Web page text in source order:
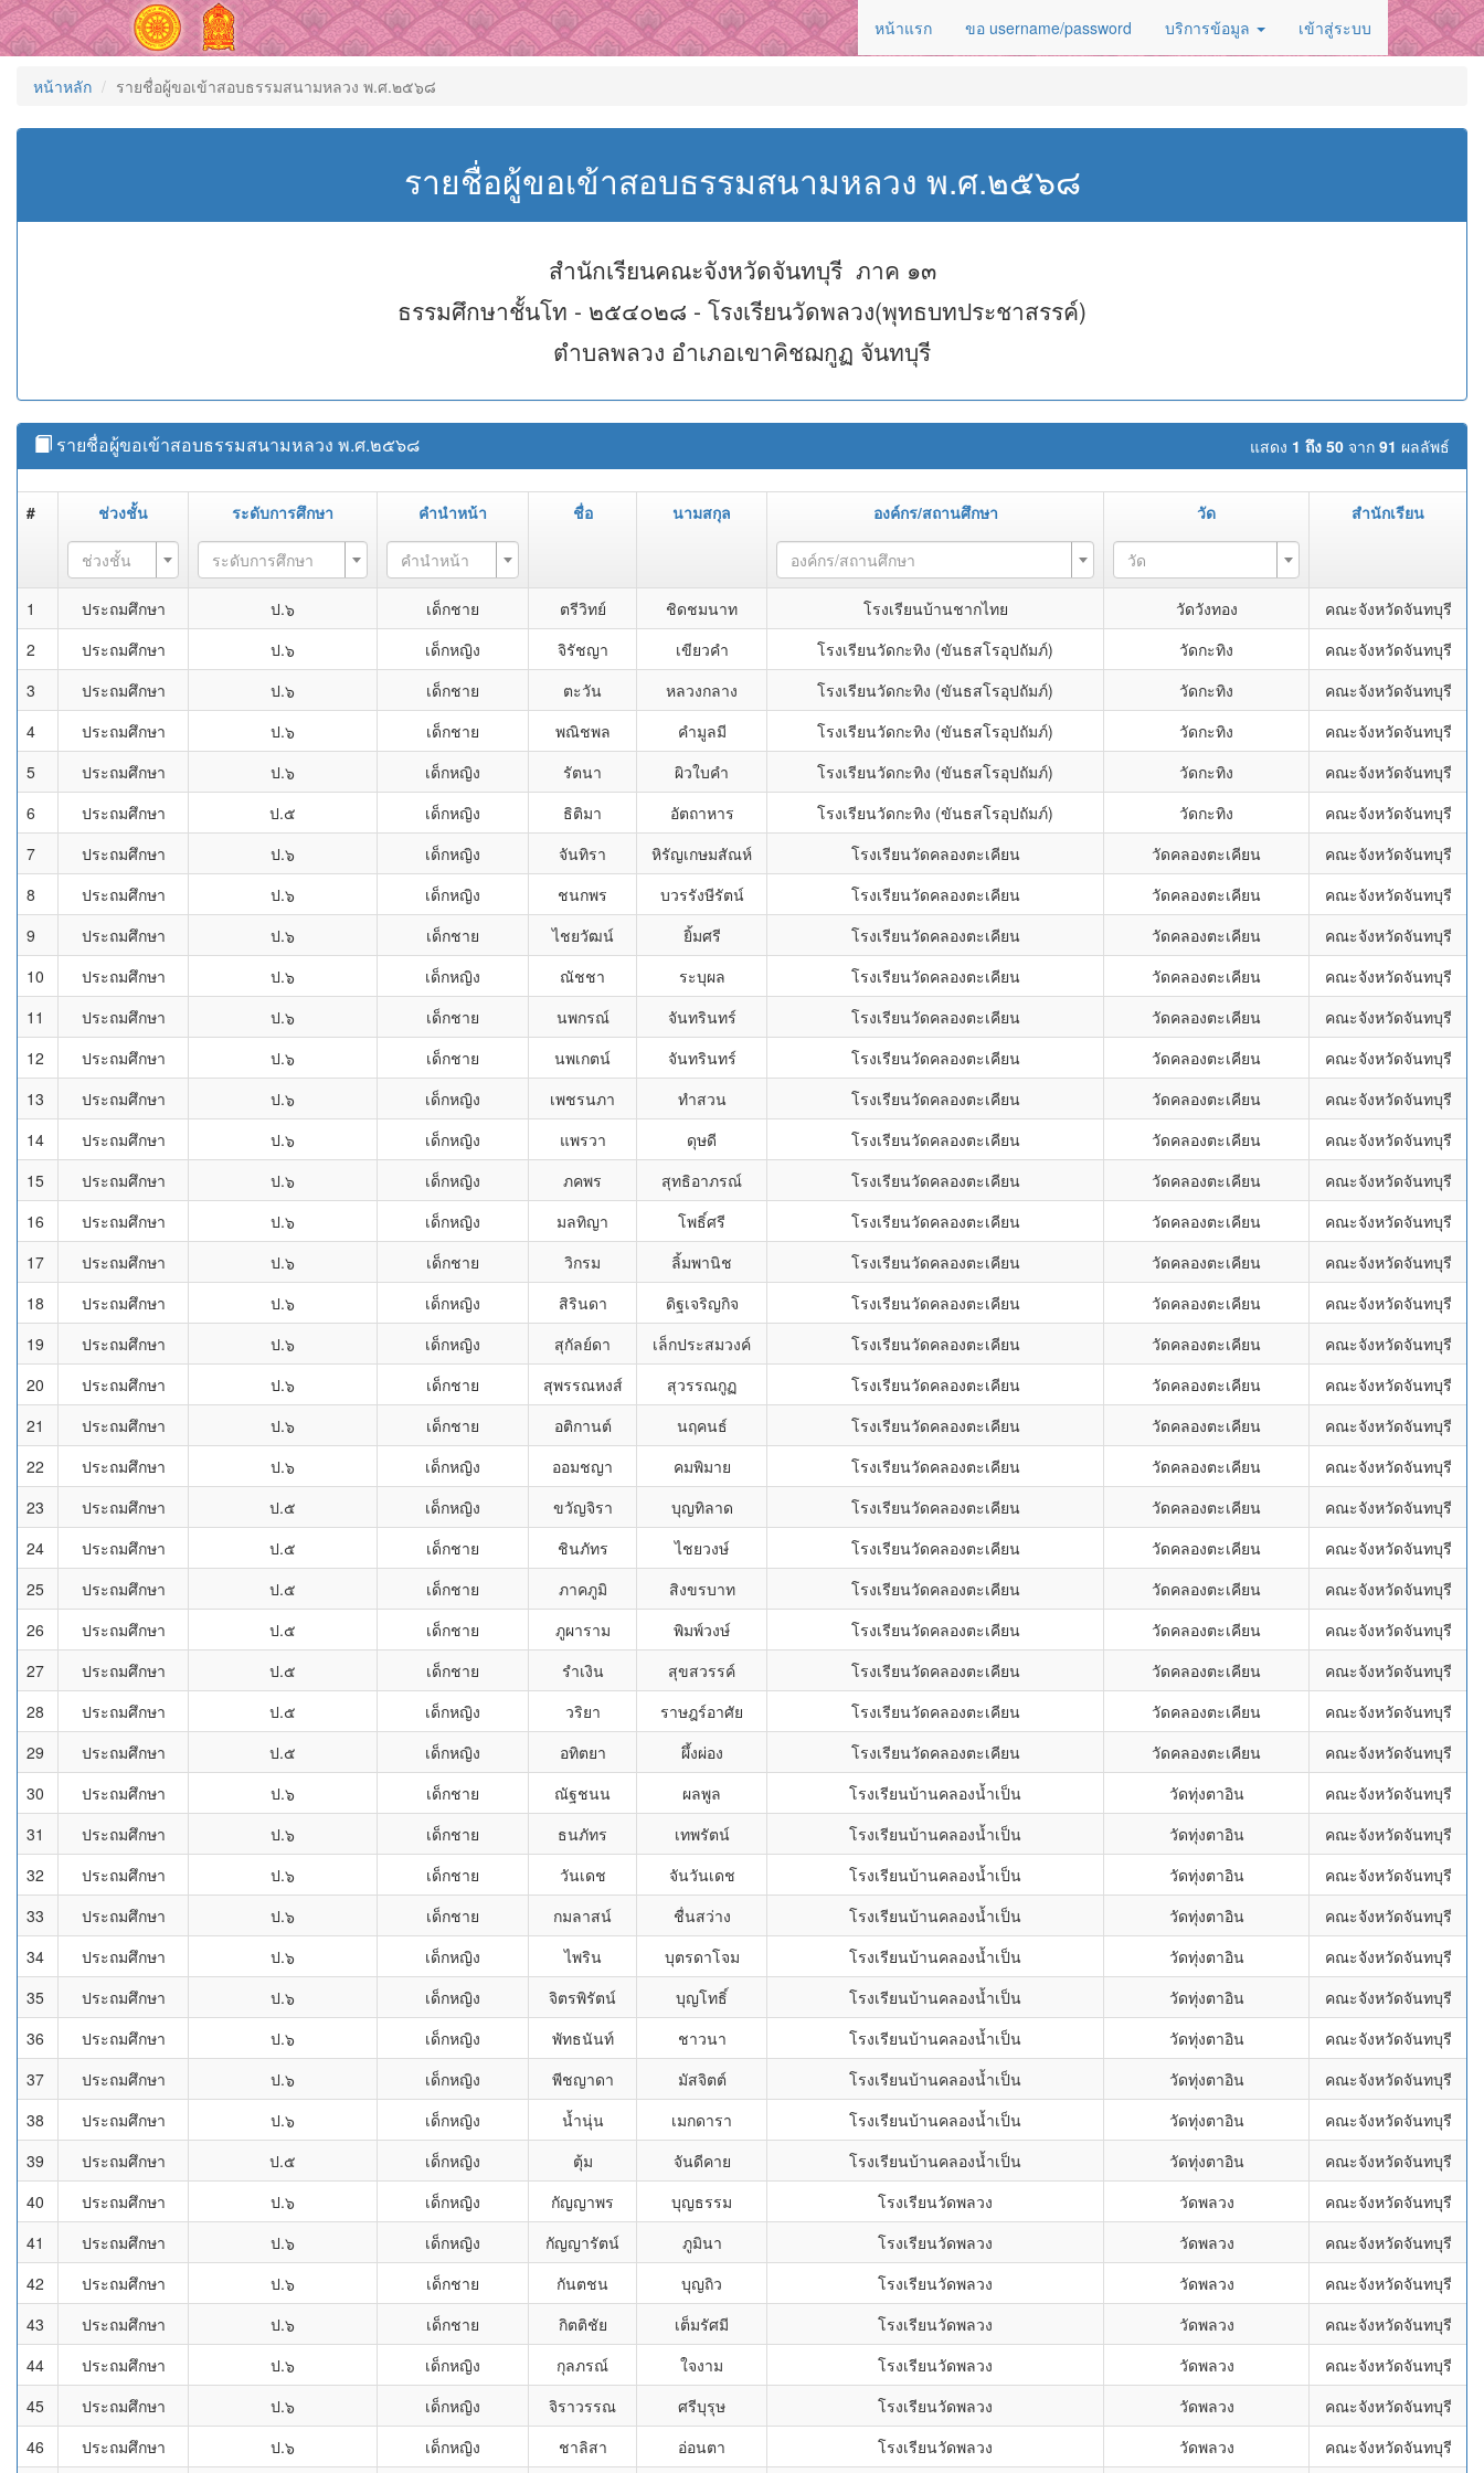
หน้าแรก ขอ username/password บริการข้อมูล เข้าสู่ระบบ
หน้าหลัก รายชื่อผู้ขอเข้าสอบธรรมสนามหลวง พ.ศ.๒๕๖๘
รายชื่อผู้ขอเข้าสอบธรรมสนามหลวง พ.ศ.๒๕๖๘
สำนักเรียนคณะจังหวัดจันทบุรี ภาค ๑๓
ธรรมศึกษาชั้นโท - ๒๕๔๐๒๘ - โรงเรียนวัดพลวง(พุทธบทประชาสรรค์)
ตำบลพลวง อำเภอเขาคิชฌกูฏ จันทบุรี
แสดง 1 ถึง 50 จาก 91 ผลลัพธ์
รายชื่อผู้ขอเข้าสอบธรรมสนามหลวง พ.ศ.๒๕๖๘
# ช่วงชั้น ระดับการศึกษา คำนำหน้า ชื่อ นามสกุล องค์กร/สถานศึกษา วัด สำนักเรียน
ช่วงชั้น ระดับการศึกษา คำนำหน้า องค์กร/สถานศึกษา วัด
1 ประถมศึกษา ป.๖ เด็กชาย ตรีวิทย์ ชิดชมนาท โรงเรียนบ้านชากไทย วัดวังทอง
คณะจังหวัดจันทบุรี
2
ประถมศึกษา ป.๖ เด็กหญิง จิรัชญา เขียวคำ โรงเรียนวัดกะทิง (ขันธสโรอุปถัมภ์) วัดกะทิง
คณะจังหวัดจันทบุรี
3
ประถมศึกษา ป.๖ เด็กชาย ตะวัน หลวงกลาง โรงเรียนวัดกะทิง (ขันธสโรอุปถัมภ์) วัดกะทิง
คณะจังหวัดจันทบุรี
4
ประถมศึกษา ป.๖ เด็กชาย พณิชพล คำมูลมี โรงเรียนวัดกะทิง (ขันธสโรอุปถัมภ์) วัดกะทิง
คณะจังหวัดจันทบุรี
5
ประถมศึกษา ป.๖ เด็กหญิง รัตนา ผิวใบคำ โรงเรียนวัดกะทิง (ขันธสโรอุปถัมภ์) วัดกะทิง
คณะจังหวัดจันทบุรี
6
ประถมศึกษา ป.๕ เด็กหญิง ธิติมา อัตถาหาร โรงเรียนวัดกะทิง (ขันธสโรอุปถัมภ์) วัดกะทิง
คณะจังหวัดจันทบุรี
7
ประถมศึกษา ป.๖ เด็กหญิง จันทิรา หิรัญเกษมสัณห์ โรงเรียนวัดคลองตะเคียน วัดคลองตะเคียน
คณะจังหวัดจันทบุรี
8
ประถมศึกษา ป.๖ เด็กหญิง ชนกพร บวรรังษีรัตน์ โรงเรียนวัดคลองตะเคียน วัดคลองตะเคียน
คณะจังหวัดจันทบุรี
9
ประถมศึกษา ป.๖ เด็กชาย ไชยวัฒน์ ยิ้มศรี โรงเรียนวัดคลองตะเคียน วัดคลองตะเคียน
คณะจังหวัดจันทบุรี
10
ประถมศึกษา ป.๖ เด็กหญิง ณัชชา ระบุผล โรงเรียนวัดคลองตะเคียน วัดคลองตะเคียน
คณะจังหวัดจันทบุรี
11
ประถมศึกษา ป.๖ เด็กชาย นพกรณ์ จันทรินทร์ โรงเรียนวัดคลองตะเคียน วัดคลองตะเคียน
คณะจังหวัดจันทบุรี
12
ประถมศึกษา ป.๖ เด็กชาย นพเกตน์ จันทรินทร์ โรงเรียนวัดคลองตะเคียน วัดคลองตะเคียน
คณะจังหวัดจันทบุรี
13
ประถมศึกษา ป.๖ เด็กหญิง เพชรนภา ทำสวน โรงเรียนวัดคลองตะเคียน วัดคลองตะเคียน
คณะจังหวัดจันทบุรี
14
ประถมศึกษา ป.๖ เด็กหญิง แพรวา ดุษดี โรงเรียนวัดคลองตะเคียน วัดคลองตะเคียน
คณะจังหวัดจันทบุรี
15
ประถมศึกษา ป.๖ เด็กหญิง ภคพร สุทธิอาภรณ์ โรงเรียนวัดคลองตะเคียน วัดคลองตะเคียน
คณะจังหวัดจันทบุรี
16
ประถมศึกษา ป.๖ เด็กหญิง มลทิญา โพธิ์ศรี โรงเรียนวัดคลองตะเคียน วัดคลองตะเคียน
คณะจังหวัดจันทบุรี
17
ประถมศึกษา ป.๖ เด็กชาย วิกรม ลิ้มพานิช โรงเรียนวัดคลองตะเคียน วัดคลองตะเคียน
คณะจังหวัดจันทบุรี
18
ประถมศึกษา ป.๖ เด็กหญิง สิรินดา ดิฐเจริญกิจ โรงเรียนวัดคลองตะเคียน วัดคลองตะเคียน
คณะจังหวัดจันทบุรี
19
ประถมศึกษา ป.๖ เด็กหญิง สุกัลย์ดา เล็กประสมวงค์ โรงเรียนวัดคลองตะเคียน วัดคลองตะเคียน
คณะจังหวัดจันทบุรี
20
ประถมศึกษา ป.๖ เด็กชาย สุพรรณหงส์ สุวรรณกูฏ โรงเรียนวัดคลองตะเคียน วัดคลองตะเคียน
คณะจังหวัดจันทบุรี
21
ประถมศึกษา ป.๖ เด็กชาย อติกานต์ นฤคนธ์ โรงเรียนวัดคลองตะเคียน วัดคลองตะเคียน
คณะจังหวัดจันทบุรี
22
ประถมศึกษา ป.๖ เด็กหญิง ออมชญา คมพิมาย โรงเรียนวัดคลองตะเคียน วัดคลองตะเคียน
คณะจังหวัดจันทบุรี
23
ประถมศึกษา ป.๕ เด็กหญิง ขวัญจิรา บุญทิลาด โรงเรียนวัดคลองตะเคียน วัดคลองตะเคียน
คณะจังหวัดจันทบุรี
24
ประถมศึกษา ป.๕ เด็กชาย ชินภัทร ไชยวงษ์ โรงเรียนวัดคลองตะเคียน วัดคลองตะเคียน
คณะจังหวัดจันทบุรี
25
ประถมศึกษา ป.๕ เด็กชาย ภาคภูมิ สิงขรบาท โรงเรียนวัดคลองตะเคียน วัดคลองตะเคียน
คณะจังหวัดจันทบุรี
26
ประถมศึกษา ป.๕ เด็กชาย ภูผาราม พิมพ์วงษ์ โรงเรียนวัดคลองตะเคียน วัดคลองตะเคียน
คณะจังหวัดจันทบุรี
27
ประถมศึกษา ป.๕ เด็กชาย รำเงิน สุขสวรรค์ โรงเรียนวัดคลองตะเคียน วัดคลองตะเคียน
คณะจังหวัดจันทบุรี
28
ประถมศึกษา ป.๕ เด็กหญิง วริยา ราษฎร์อาศัย โรงเรียนวัดคลองตะเคียน วัดคลองตะเคียน
คณะจังหวัดจันทบุรี
29
ประถมศึกษา ป.๕ เด็กหญิง อทิตยา ผึ้งผ่อง โรงเรียนวัดคลองตะเคียน วัดคลองตะเคียน
คณะจังหวัดจันทบุรี
30
ประถมศึกษา ป.๖ เด็กชาย ณัฐชนน ผลพูล โรงเรียนบ้านคลองน้ำเป็น วัดทุ่งตาอิน
คณะจังหวัดจันทบุรี
31
ประถมศึกษา ป.๖ เด็กชาย ธนภัทร เทพรัตน์ โรงเรียนบ้านคลองน้ำเป็น วัดทุ่งตาอิน
คณะจังหวัดจันทบุรี
32
ประถมศึกษา ป.๖ เด็กชาย วันเดช จันวันเดช โรงเรียนบ้านคลองน้ำเป็น วัดทุ่งตาอิน
คณะจังหวัดจันทบุรี
33
ประถมศึกษา ป.๖ เด็กชาย กมลาสน์ ชื่นสว่าง โรงเรียนบ้านคลองน้ำเป็น วัดทุ่งตาอิน
คณะจังหวัดจันทบุรี
34
ประถมศึกษา ป.๖ เด็กหญิง ไพริน บุตรดาโจม โรงเรียนบ้านคลองน้ำเป็น วัดทุ่งตาอิน
คณะจังหวัดจันทบุรี
35
ประถมศึกษา ป.๖ เด็กหญิง จิตรพิรัตน์ บุญโทธิ์ โรงเรียนบ้านคลองน้ำเป็น วัดทุ่งตาอิน
คณะจังหวัดจันทบุรี
36
ประถมศึกษา ป.๖ เด็กหญิง พัทธนันท์ ชาวนา โรงเรียนบ้านคลองน้ำเป็น วัดทุ่งตาอิน
คณะจังหวัดจันทบุรี
37
ประถมศึกษา ป.๖ เด็กหญิง พีชญาดา มัสจิตต์ โรงเรียนบ้านคลองน้ำเป็น วัดทุ่งตาอิน
คณะจังหวัดจันทบุรี
38
ประถมศึกษา ป.๖ เด็กหญิง น้ำนุ่น เมกดารา โรงเรียนบ้านคลองน้ำเป็น วัดทุ่งตาอิน
คณะจังหวัดจันทบุรี
39
ประถมศึกษา ป.๕ เด็กหญิง ตุ้ม จันดีคาย โรงเรียนบ้านคลองน้ำเป็น วัดทุ่งตาอิน
คณะจังหวัดจันทบุรี
40
ประถมศึกษา ป.๖ เด็กหญิง กัญญาพร บุญธรรม โรงเรียนวัดพลวง วัดพลวง
คณะจังหวัดจันทบุรี
41
ประถมศึกษา ป.๖ เด็กหญิง กัญญารัตน์ ภูมินา โรงเรียนวัดพลวง วัดพลวง
คณะจังหวัดจันทบุรี
42
ประถมศึกษา ป.๖ เด็กชาย กันตชน บุญถิว โรงเรียนวัดพลวง วัดพลวง
คณะจังหวัดจันทบุรี
43
ประถมศึกษา ป.๖ เด็กชาย กิตติชัย เต็มรัศมี โรงเรียนวัดพลวง วัดพลวง
คณะจังหวัดจันทบุรี
44
ประถมศึกษา ป.๖ เด็กหญิง กุลภรณ์ ใจงาม โรงเรียนวัดพลวง วัดพลวง
คณะจังหวัดจันทบุรี
45
ประถมศึกษา ป.๖ เด็กหญิง จิราวรรณ ศรีบุรุษ โรงเรียนวัดพลวง วัดพลวง
คณะจังหวัดจันทบุรี
46
ประถมศึกษา ป.๖ เด็กหญิง ชาลิสา อ่อนตา โรงเรียนวัดพลวง วัดพลวง คณะจังหวัดจันทบุรี